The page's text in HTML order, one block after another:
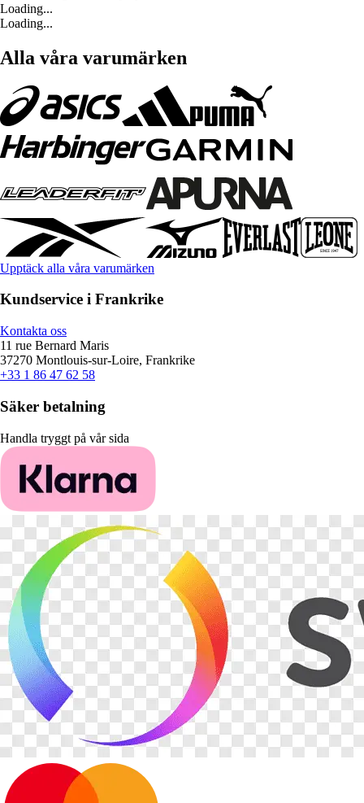
Loading...
Loading...
Alla våra varumärken
Upptäck alla våra varumärken
Kundservice i Frankrike
Kontakta oss
11 rue Bernard Maris
37270 Montlouis-sur-Loire, Frankrike
+33 1 86 47 62 58
Säker betalning
Handla tryggt på vår sida